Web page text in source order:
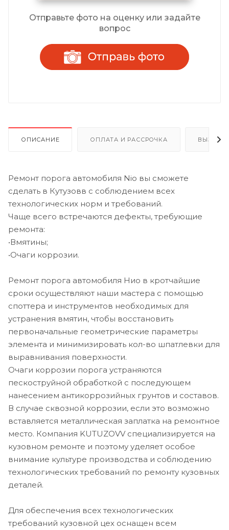
Отправьте фото на оценку или задайте
вопрос
ОПИСАНИЕ ОПЛАТА И РАССРОЧКА ВЫЗОВ
Ремонт порога автомобиля Nio вы сможете
сделать в Кутузовв с соблюдением всех
технологических норм и требований.
Чаще всего встречаются дефекты, требующие
ремонта:
•Вмятины;
•Очаги коррозии.
Ремонт порога автомобиля Нио в кротчайшие
сроки осуществляют наши мастера с помощью
споттера и инструментов необходимых для
устранения вмятин, чтобы восстановить
первоначальные геометрические параметры
элемента и минимизировать кол-во шпатлевки для
выравнивания поверхности.
Очаги коррозии порога устраняются
пескоструйной обработкой с последующем
нанесением антикоррозийных грунтов и составов.
В случае сквозной коррозии, если это возможно
вставляется металлическая заплатка на ремонтное
место. Компания KUTUZOVV специализируется на
кузовном ремонте и поэтому уделяет особое
внимание культуре производства и соблюдению
технологических требований по ремонту кузовных
деталей.
Для обеспечения всех технологических
требований кузовной цех оснащен всем